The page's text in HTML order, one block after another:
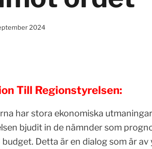
2024
Till Regionstyrelsen:
har stora ekonomiska
bjudit in de nämnder som
Detta är en dialog som är